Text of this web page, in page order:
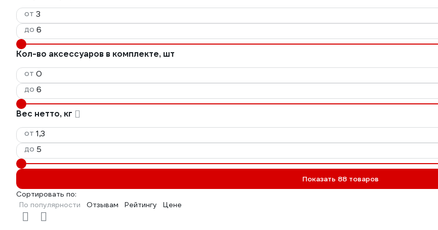
от
до
Кол-во аксессуаров в комплекте, шт
от
до
Вес нетто, кг
от
до
Показать 88 товаров
Сортировать по:
По популярности
Отзывам Рейтингу Цене